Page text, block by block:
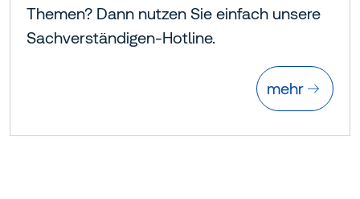
Themen? Dann nutzen Sie einfach unsere
Sachverständigen-Hotline.
mehr